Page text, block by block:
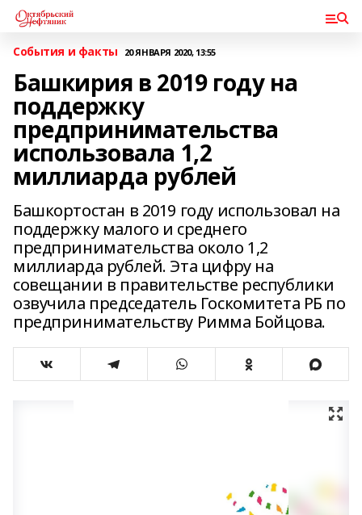
События и факты 20 ЯНВАРЯ 2020, 13:55
Башкирия в 2019 году на
поддержку
предпринимательства
использовала 1,2
миллиарда рублей
Башкортостан в 2019 году использовал на
поддержку малого и среднего
предпринимательства около 1,2
миллиарда рублей. Эта цифру на
совещании в правительстве республики
озвучила председатель Госкомитета РБ по
предпринимательству Римма Бойцова.